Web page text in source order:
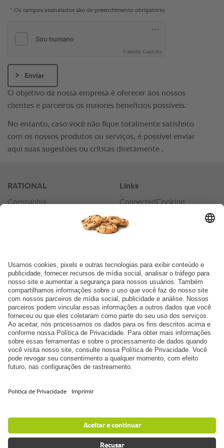
* Os campos assinalados são de preenchimento obrigatório.
Friendly Captcha
Enviar
O objetivo da nossa empresa é oferecer aos nossos
clientes e parceiros os maiores benefícios possíveis.
No entanto, caso você não fique totalmente satisfeito
com os nossos produtos ou serviços, é possível enviar
aqui suas sugestões ou críticas diretamente .